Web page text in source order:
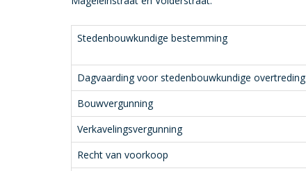
Stedenbouwkundige bestemming
Dagvaarding voor stedenbouwkundige overtreding
Bouwvergunning
Verkavelingsvergunning
Recht van voorkoop